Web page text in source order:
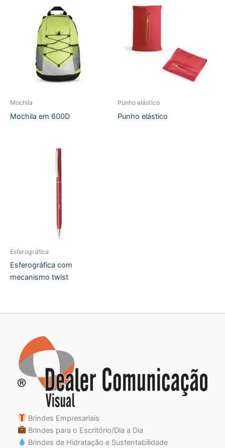
Mochila
Mochila em 600D
Punho elástico
Punho elástico
Esferográfica
Esferográfica com
mecanismo twist
Brindes Empresariais
Brindes para o Escritório/Dia a Dia
Brindes de Hidratação e Sustentabilidade